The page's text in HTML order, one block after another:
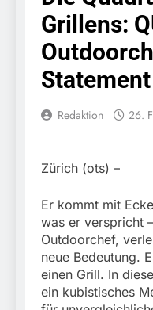
Grillens:
Redaktion 26.
Zürich (ots) –
Er kommt mit
was er verspricht
Outdoorchef,
neue Bedeutung.
einen Grill. In
ein kubistisches